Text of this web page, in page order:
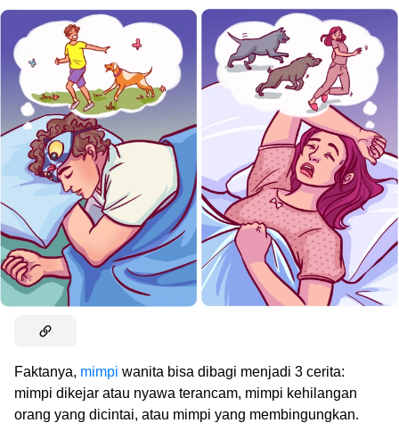
Faktanya, mimpi wanita bisa dibagi menjadi 3 cerita:
mimpi dikejar atau nyawa terancam, mimpi kehilangan
orang yang dicintai, atau mimpi yang membingungkan.